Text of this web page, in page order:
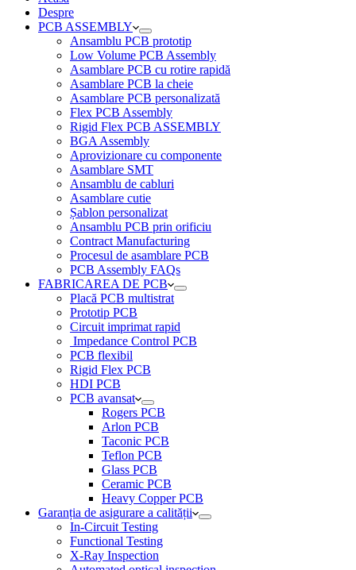
Despre
PCB ASSEMBLY
Ansamblu PCB prototip
Low Volume PCB Assembly
Asamblare PCB cu rotire rapidă
Asamblare PCB la cheie
Asamblare PCB personalizată
Flex PCB Assembly
Rigid Flex PCB ASSEMBLY
BGA Assembly
Aprovizionare cu componente
Asamblare SMT
Ansamblu de cabluri
Asamblare cutie
Șablon personalizat
Ansamblu PCB prin orificiu
Contract Manufacturing
Procesul de asamblare PCB
PCB Assembly FAQs
FABRICAREA DE PCB
Placă PCB multistrat
Prototip PCB
Circuit imprimat rapid
Impedance Control PCB
PCB flexibil
Rigid Flex PCB
HDI PCB
PCB avansat
Rogers PCB
Arlon PCB
Taconic PCB
Teflon PCB
Glass PCB
Ceramic PCB
Heavy Copper PCB
Garanția de asigurare a calității
In-Circuit Testing
Functional Testing
X-Ray Inspection